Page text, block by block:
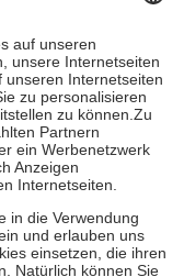
als die tatsächlichen
Apotheken.
beträgt die
Euro je
eigene Gesundheit zu
zu unterstützen,
18. Lebensjahr